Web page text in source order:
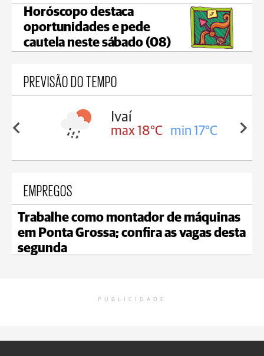
Horóscopo destaca
oportunidades e pede
cautela neste sábado (08)
PREVISÃO DO TEMPO
16°C
Ivaí
max 18°C min 17°C
EMPREGOS
Trabalhe como montador de máquinas
em Ponta Grossa; confira as vagas desta
segunda
PUBLICIDADE